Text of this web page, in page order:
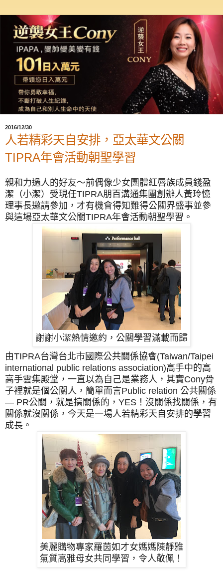
2016/12/30
人若精彩天自安排，亞太華文公關
TIPRA年會活動朝聖學習
親和力過人的好友～前偶像少女團體紅唇族成員錢盈
潔（小潔）受現任TIPRA朋百溝通集團創辦人黃玲憶
理事長邀請參加，才有機會得知難得公關界盛事並參
與這場亞太華文公關TIPRA年會活動朝聖學習。
謝謝小潔熱情邀約，公關學習滿載而歸
由TIPRA台灣台北市國際公共關係協會(Taiwan/Taipei
international public relations association)高手中的高
高手雲集殿堂，一直以為自己是業務人，其實Cony骨
子裡就是個公關人，簡單而言Public relation 公共關係
— PR公關，就是搞關係的，YES ！沒關係找關係，有
關係就沒關係，今天是一場人若精彩天自安排的學習
成長。
美麗購物專家羅茵如才女媽媽陳靜雅
氣質高雅母女共同學習，令人敬佩！